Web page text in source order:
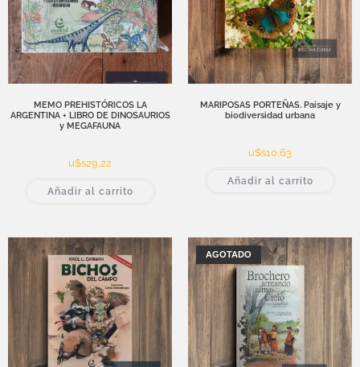
MEMO PREHISTÓRICOS LA
ARGENTINA + LIBRO DE DINOSAURIOS
y MEGAFAUNA
u$s29,22
Añadir al carrito
MARIPOSAS PORTEÑAS. Paisaje y
biodiversidad urbana
u$s10,63
Añadir al carrito
AGOTADO